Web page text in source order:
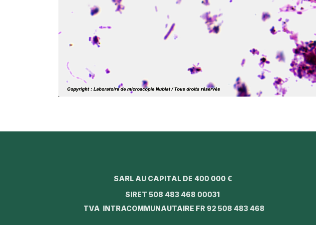
SARL AU CAPITAL DE 400 000 €
SIRET 508 483 468 00031
TVA INTRACOMMUNAUTAIRE FR 92 508 483 468